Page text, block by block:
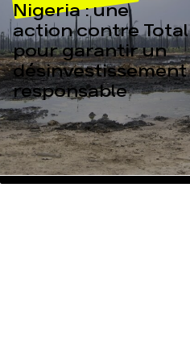
Nigeria : une
action contre Total
pour garantir un
désinvestissement
responsable